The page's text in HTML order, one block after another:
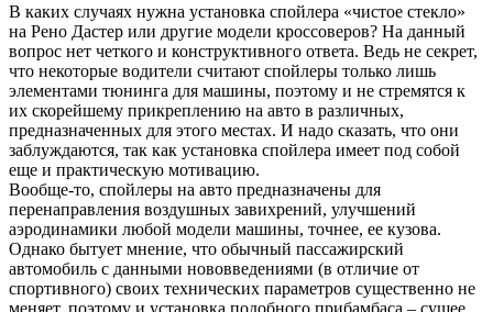
В каких случаях нужна установка спойлера «чистое стекло»
на Рено Дастер или другие модели кроссоверов? На данный
вопрос нет четкого и конструктивного ответа. Ведь не секрет,
что некоторые водители считают спойлеры только лишь
элементами тюнинга для машины, поэтому и не стремятся к
их скорейшему прикреплению на авто в различных,
предназначенных для этого местах. И надо сказать, что они
заблуждаются, так как установка спойлера имеет под собой
еще и практическую мотивацию.
Вообще-то, спойлеры на авто предназначены для
перенаправления воздушных завихрений, улучшений
аэродинамики любой модели машины, точнее, ее кузова.
Однако бытует мнение, что обычный пассажирский
автомобиль с данными нововведениями (в отличие от
спортивного) своих технических параметров существенно не
меняет, поэтому и установка подобного прибамбаса – сущее